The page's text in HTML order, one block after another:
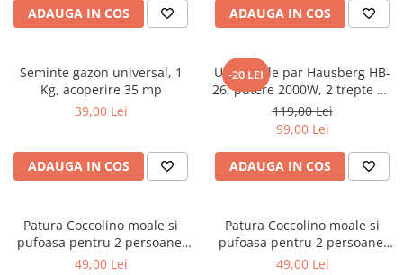
ADAUGA IN COS ADAUGA IN COS
Seminte gazon universal, 1
Kg, acoperire 35 mp
39,00 Lei
ADAUGA IN COS
-20 LEI
Uscator de par Hausberg HB-
26, putere 2000W, 2 trepte de
viteza
119,00 Lei
99,00 Lei
ADAUGA IN COS
Patura Coccolino moale si
pufoasa pentru 2 persoane,
200X230 cm, Fluturi si Pietre
49,00 Lei
Patura Coccolino moale si
pufoasa pentru 2 persoane,
200X230 cm, Valuri Waves
49,00 Lei